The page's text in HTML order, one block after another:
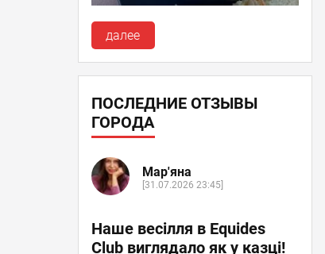
далее
ПОСЛЕДНИЕ ОТЗЫВЫ
ГОРОДА
Мар'яна
[31.07.2026 23:45]
Наше весілля в Equides
Club виглядало як у казці!